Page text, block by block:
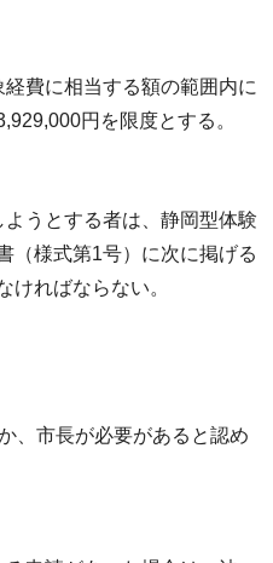
費に相当する額の範囲内に
円を限度とする。
うとする者は、静岡型体験
（様式第1号）に次に掲げる
ければならない。
、市長が必要があると認め